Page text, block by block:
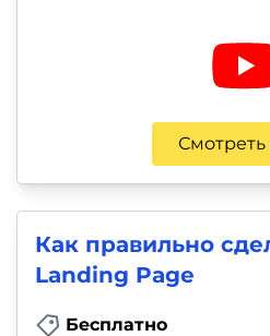
Смотреть
Как правильно
Landing Page
Бесплатно